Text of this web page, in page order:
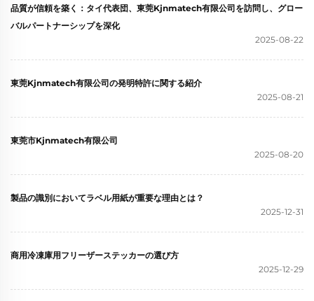
品質が信頼を築く：タイ代表団、東莞Kjnmatech有限公司を訪問し、グロー
バルパートナーシップを深化
2025-08-22
東莞Kjnmatech有限公司の発明特許に関する紹介
2025-08-21
東莞市Kjnmatech有限公司
2025-08-20
製品の識別においてラベル用紙が重要な理由とは？
2025-12-31
商用冷凍庫用フリーザーステッカーの選び方
2025-12-29